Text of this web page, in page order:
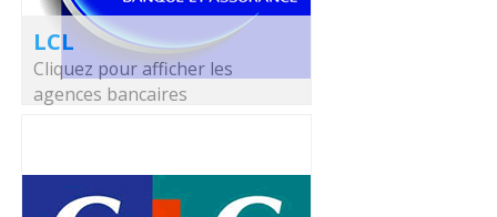
LCL
Cliquez pour afficher les
agences bancaires